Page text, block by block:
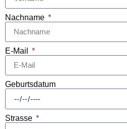
Nachname
E-Mail
Geburtsdatum
Strasse